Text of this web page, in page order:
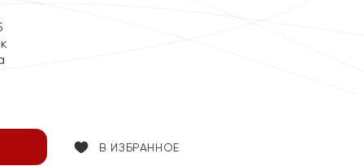
В ИЗБРАННОЕ